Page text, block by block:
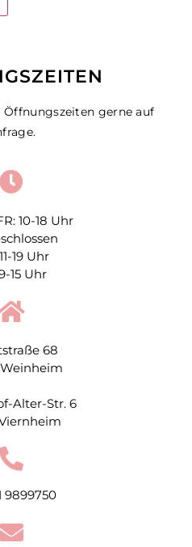
Öffnungszeiten gerne auf
10-18 Uhr
19 Uhr
15 Uhr
68
Alter-Str. 6
9899750